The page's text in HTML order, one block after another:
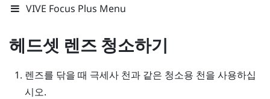
VIVE Focus Plus Menu
헤드셋 렌즈 청소하기
렌즈를 닦을 때 극세사 천과 같은 청소용 천을 사용하십
시오.